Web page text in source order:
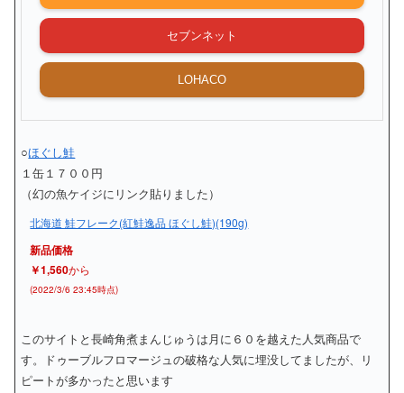
セブンネット
LOHACO
○ほぐし鮭
１缶１７００円
（幻の魚ケイジにリンク貼りました）
北海道 鮭フレーク(紅鮭逸品 ほぐし鮭)(190g)
新品価格
￥1,560から
(2022/3/6 23:45時点)
このサイトと長崎角煮まんじゅうは月に６０を越えた人気商品で
す。ドゥーブルフロマージュの破格な人気に埋没してましたが、リ
ピートが多かったと思います